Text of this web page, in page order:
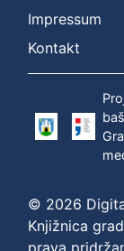
Impressum
Kontakt
© 2026
Knjižnica
prava